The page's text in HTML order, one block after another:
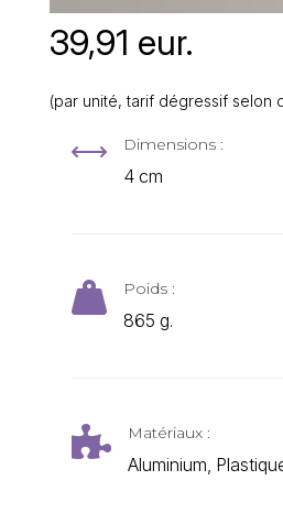
39,91 eur.
(par unité, tarif dégressif selon
, Dimensions :
4 cm
 Poids :
865 g.
 Matériaux :
Aluminium,